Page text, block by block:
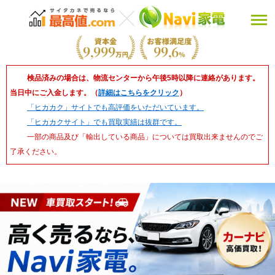
検品済みの場合は、物流センターから午後5時以降に連絡があります。
当日中にご入金します。（詳細はこちらをクリック ）
「ヒカカク」サイトでも高評価をいただいています。
「ヒカカクサイト」でも買取実績は抜群です。
一部の商品及び「輸出している商品」については買取出来ませんのでご
了承ください。